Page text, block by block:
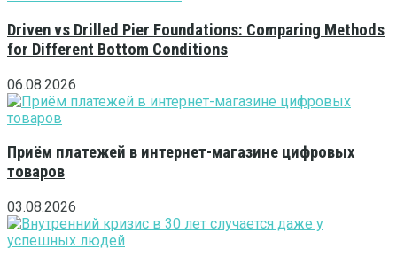
Driven vs Drilled Pier Foundations: Comparing Methods
for Different Bottom Conditions
06.08.2026
Приём платежей в интернет-магазине цифровых
товаров
03.08.2026